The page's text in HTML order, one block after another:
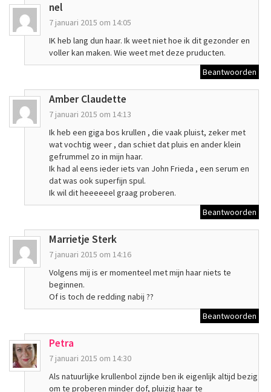
nel
7 januari 2015 om 14:05
IK heb lang dun haar. Ik weet niet hoe ik dit gezonder en
voller kan maken. Wie weet met deze pruducten.
Beantwoorden
Amber Claudette
7 januari 2015 om 14:13
Ik heb een giga bos krullen , die vaak pluist, zeker met
wat vochtig weer , dan schiet dat pluis en ander klein
gefrummel zo in mijn haar.
Ik had al eens ieder iets van John Frieda , een serum en
dat was ook superfijn spul.
Ik wil dit heeeeeel graag proberen.
Beantwoorden
Marrietje Sterk
7 januari 2015 om 14:16
Volgens mij is er momenteel met mijn haar niets te
beginnen.
Of is toch de redding nabij ??
Beantwoorden
Petra
7 januari 2015 om 14:30
Als natuurlijke krullenbol zijnde ben ik eigenlijk altijd bezig
om te proberen minder dof, pluizig haar te